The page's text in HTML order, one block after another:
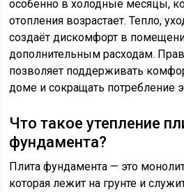
особенно в холодные месяцы,
отопления возрастает. Тепло,
создаёт дискомфорт в
дополнительным расходам.
позволяет поддерживать
доме и сокращать потребление
Что такое утепление
фундамента?
Плита фундамента — это
которая лежит на грунте и